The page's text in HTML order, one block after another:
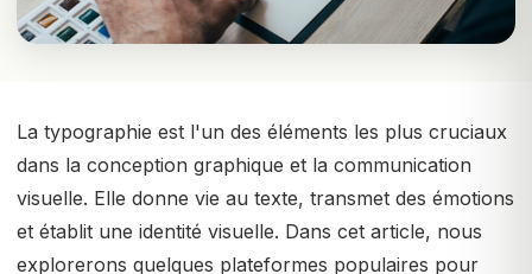
La typographie est l'un des éléments les plus cruciaux
dans la conception graphique et la communication
visuelle. Elle donne vie au texte, transmet des émotions
et établit une identité visuelle. Dans cet article, nous
explorerons quelques plateformes populaires pour